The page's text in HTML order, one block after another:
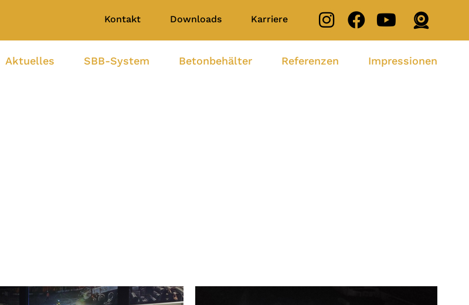
Kontakt Downloads Karriere
Aktuelles SBB-System Betonbehälter Referenzen Impressionen